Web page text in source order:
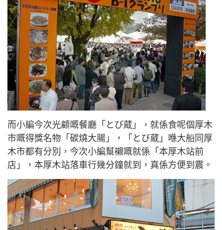
而小編今次光顧嘅餐廳「とび蔵」，就係食呢個厚木
市嘅得獎名物「碳燒大腸」，「とび蔵」喺大船同厚
木市都有分別，今次小編幫襯嘅就係「本厚木站前
店」，本厚木站落車行幾分鐘就到，真係方便到震。